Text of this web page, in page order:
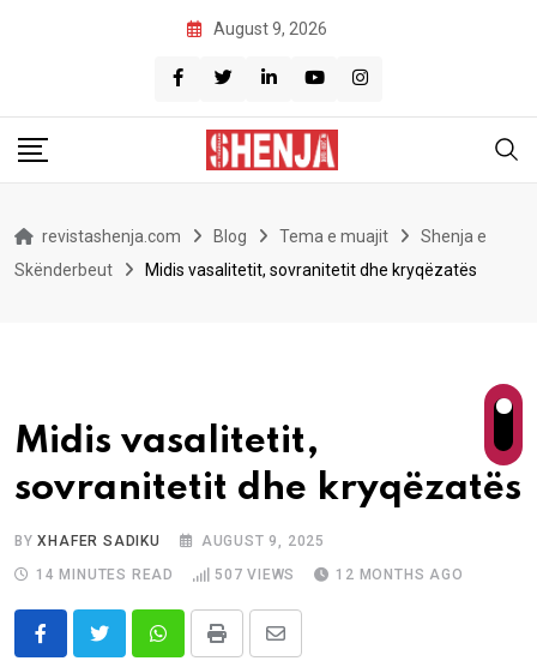
August 9, 2026
revistashenja.com Blog Tema e muajit
Shenja e
Skënderbeut
Midis vasalitetit, sovranitetit dhe kryqëzatës
Midis vasalitetit,
sovranitetit dhe kryqëzatës
BYXHAFER SADIKU
AUGUST 9, 2025
14 MINUTES READ
507 VIEWS 12 MONTHS AGO
WhatsappPrint
Share